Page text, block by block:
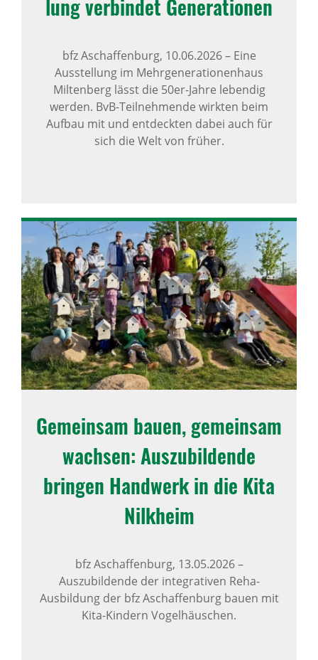
lung verbindet Gene­ra­ti­onen
bfz Aschaffenburg, 10.06.2026–Eine
Ausstellung im Mehrgenerationenhaus
Miltenberg lässt die 50er-Jahre lebendig
werden. BvB-Teilnehmende wirkten beim
Aufbau mit und entdeckten dabei auch für
sich die Welt von früher.
Gemeinsam bauen, gemeinsam
wachsen: Auszu­bil­dende
bringen Hand­werk in die Kita
Nilk­heim
bfz Aschaffenburg, 13.05.2026–
Auszubildende der integrativen Reha-
Ausbildung der bfz Aschaffenburg bauen mit
Kita-Kindern Vogelhäuschen.